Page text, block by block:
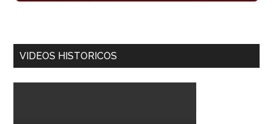
VIDEOS HISTORICOS